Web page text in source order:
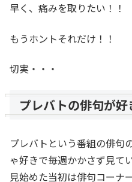
早く、痛みを取りたい！！
もうホントそれだけ！！
切実・・・
プレバトの俳句が好
プレバトという番組の俳句
ゃ好きで毎週かかさず見て
見始めた当初は俳句コーナ